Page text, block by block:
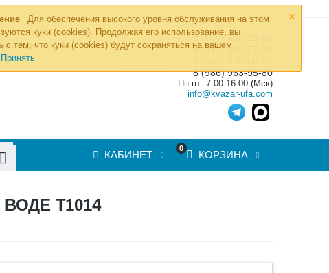
×
Для обеспечения высокого уровня обслуживания на этом
куки (cookies). Продолжая его использование, вы
с тем, что куки (cookies) будут сохраняться на вашем
Принять
»
8 (800) 700-19-50
8 (495) 255-77-08
8 (986) 963-95-80
Пн-пт: 7.00-16.00 (Мск)
info@kvazar-ufa.com
0
КОРЗИНА
КАБИНЕТ
Т1014